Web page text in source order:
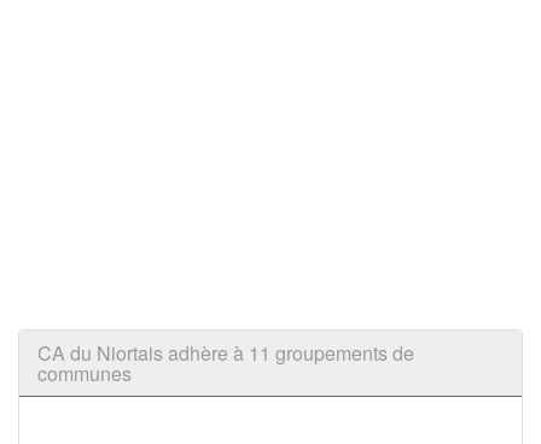
CA du Niortais adhère à 11 groupements de
communes